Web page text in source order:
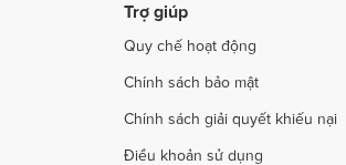
Dịch vụ cưới tại Bà Rịa - Vũng Tàu
Trợ giúp
Quy chế hoạt động
Chính sách bảo mật
Chính sách giải quyết khiếu nại
Điều khoản sử dụng